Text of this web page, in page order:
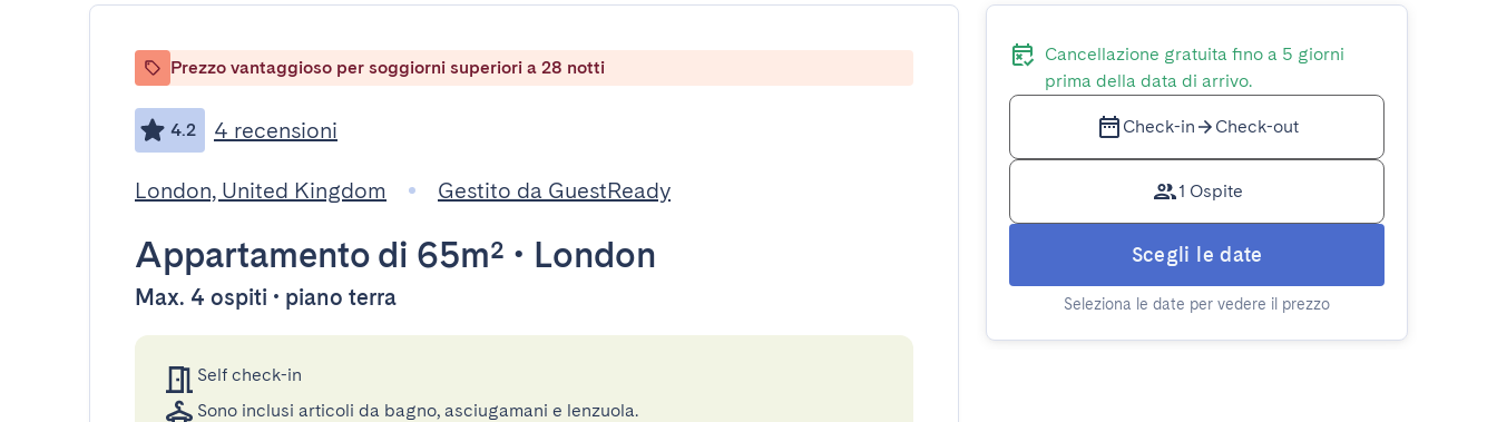
Prezzo vantaggioso per soggiorni superiori a 28 notti
4.2 4 recensioni
London, United Kingdom Gestito da GuestReady
Appartamento di 65m² • London
Max. 4 ospiti • piano terra
Self check-in
Sono inclusi articoli da bagno, asciugamani e lenzuola.
Cancellazione gratuita fino a 5 giorni
prima della data di arrivo.
Check-in Check-out
1 Ospite
Scegli le date
Seleziona le date per vedere il prezzo